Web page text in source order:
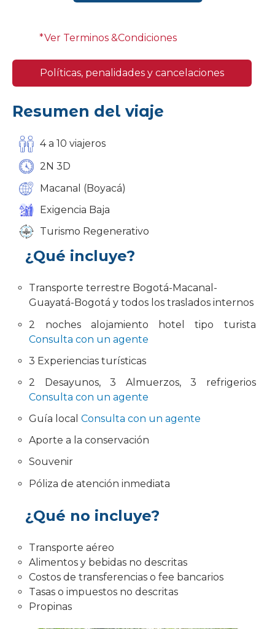
*Ver Terminos &Condiciones
Políticas, penalidades y cancelaciones
Resumen del viaje
4 a 10 viajeros
2N 3D
Macanal (Boyacá)
Exigencia Baja
Turismo Regenerativo
¿Qué incluye?
Transporte terrestre Bogotá-Macanal-
Guayatá-Bogotá y todos los traslados internos
2 noches alojamiento hotel tipo turista
Consulta con un agente
3 Experiencias turísticas
2 Desayunos, 3 Almuerzos, 3 refrigerios
Consulta con un agente
Guía localConsulta con un agente
Aporte a la conservación
Souvenir
Póliza de atención inmediata
¿Qué no incluye?
Transporte aéreo
Alimentos y bebidas no descritas
Costos de transferencias o fee bancarios
Tasas o impuestos no descritas
Propinas